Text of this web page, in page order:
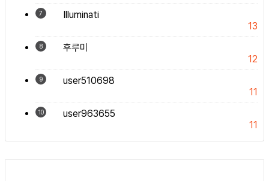
7
Illuminati
13
8
후루미
12
9
user510698
11
10
user963655
11